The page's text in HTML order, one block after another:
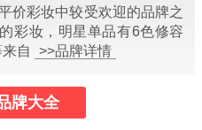
价彩妆中较受欢迎的品牌之
彩妆，明星单品有6色修容
自
>>品牌详情
牌大全